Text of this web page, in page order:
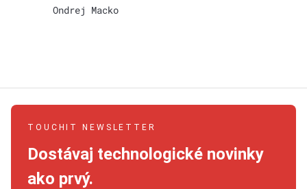
Ondrej Macko
TOUCHIT NEWSLETTER
Dostávaj technologické novinky
ako prvý.